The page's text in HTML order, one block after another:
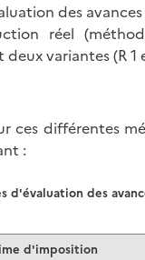
des
réel
variantes (R 1
ces différentes
:
d'imposition
des